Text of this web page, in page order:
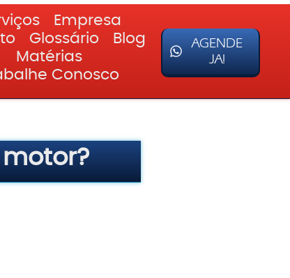
Empresa
Glossário
Blog
Matérias
Conosco
AGENDE
JA!